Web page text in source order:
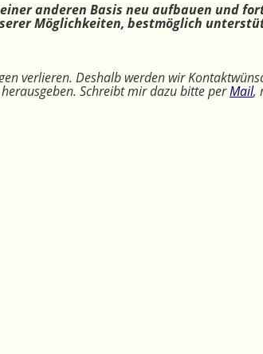
anderen Basis neu aufbauen und
Möglichkeiten, bestmöglich
verlieren. Deshalb werden wir
Schreibt mir dazu bitte perMail,